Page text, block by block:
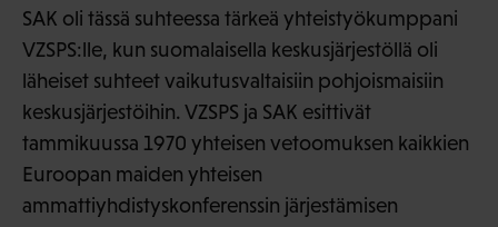
SAK oli tässä suhteessa tärkeä yhteistyökumppani
VZSPS:lle, kun suomalaisella keskusjärjestöllä oli
läheiset suhteet vaikutusvaltaisiin pohjoismaisiin
keskusjärjestöihin. VZSPS ja SAK esittivät
tammikuussa 1970 yhteisen vetoomuksen kaikkien
Euroopan maiden yhteisen
ammattiyhdistyskonferenssin järjestämisen